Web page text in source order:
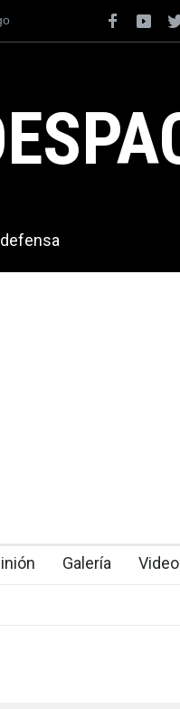
está entre los aeropuertos
de México, pero muy lejos del
Galería